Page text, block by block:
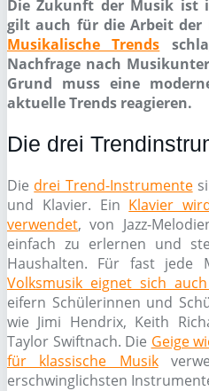
Die Zukunft der Musik ist
gilt auch für die Arbeit der
Musikalische Trends
Nachfrage nach
Grund muss eine
aktuelle Trends reagieren.
Die drei
Die drei Trend-Instrumente
und Klavier. Ein Klavier
verwendet, von Jazz-
einfach zu erlernen und
Haushalten. Für fast jede
Volksmusik eignet sich
eifern Schülerinnen und
wie Jimi Hendrix, Keith
Taylor Swiftnach. Die Geige
für klassische Musik
erschwinglichsten